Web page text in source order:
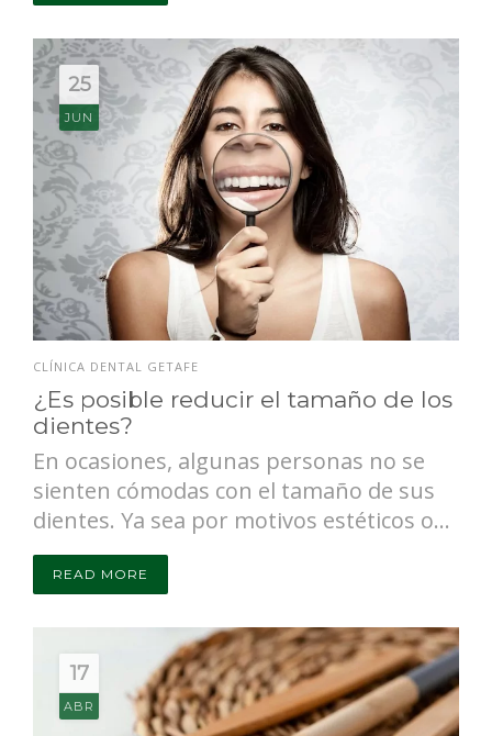
25
JUN
CLÍNICA DENTAL GETAFE
¿Es posible reducir el tamaño de los
dientes?
En ocasiones, algunas personas no se
sienten cómodas con el tamaño de sus
dientes. Ya sea por motivos estéticos o...
READ MORE
17
ABR